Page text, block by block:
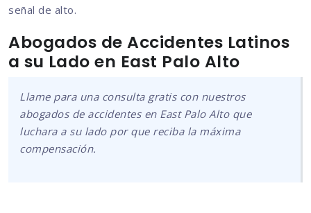
señal de alto.
Abogados de Accidentes Latinos
a su Lado en East Palo Alto
Llame para una consulta gratis con nuestros
abogados de accidentes en East Palo Alto que
luchara a su lado por que reciba la máxima
compensación.